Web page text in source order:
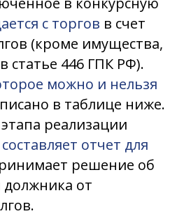
с торгов в счет
(кроме имущества,
статье 446 ГПК РФ).
можно и нельзя
в таблице ниже.
реализации
отчет для
решение об
от